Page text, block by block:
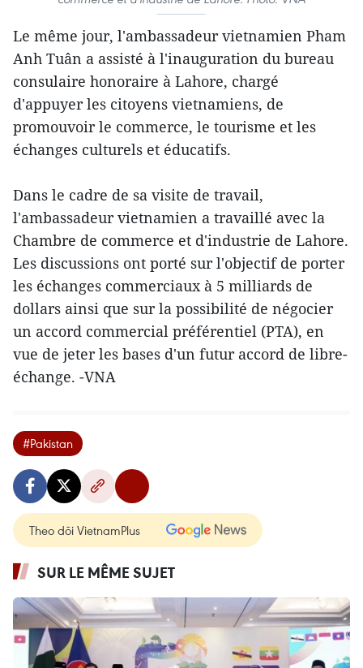
Le même jour, l'ambassadeur vietnamien Pham
Anh Tuân a assisté à l'inauguration du bureau
consulaire honoraire à Lahore, chargé
d'appuyer les citoyens vietnamiens, de
promouvoir le commerce, le tourisme et les
échanges culturels et éducatifs.
Dans le cadre de sa visite de travail,
l'ambassadeur vietnamien a travaillé avec la
Chambre de commerce et d'industrie de Lahore.
Les discussions ont porté sur l'objectif de porter
les échanges commerciaux à 5 milliards de
dollars ainsi que sur la possibilité de négocier
un accord commercial préférentiel (PTA), en
vue de jeter les bases d'un futur accord de libre-
échange. -VNA
#Pakistan
Theo dõi VietnamPlus
SUR LE MÊME SUJET